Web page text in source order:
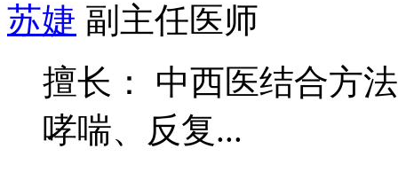
苏婕 副主任医师
擅长： 中西医结合方
哮喘、反复...